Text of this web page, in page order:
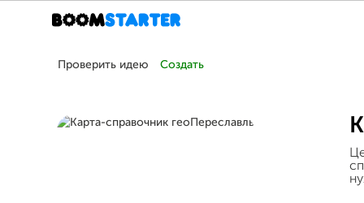
Проверить идею Создать